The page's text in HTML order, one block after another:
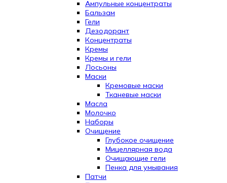
Ампульные концентраты
Бальзам
Гели
Дезодорант
Концентраты
Кремы
Кремы и гели
Лосьоны
Маски
Кремовые маски
Тканевые маски
Масла
Молочко
Наборы
Очищение
Глубокое очищение
Мицеллярная вода
Очищающие гели
Пенка для умывания
Патчи